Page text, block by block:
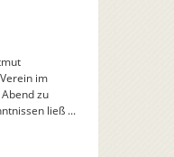
im
zu
ließ ...